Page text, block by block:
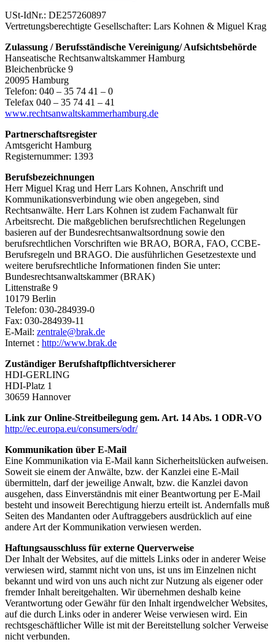
USt-IdNr.: DE257260897
Vertretungsberechtigte Gesellschafter: Lars Kohnen & Miguel Krag
Zulassung / Berufsständische Vereinigung/ Aufsichtsbehörde
Hanseatische Rechtsanwaltskammer Hamburg
Bleichenbrücke 9
20095 Hamburg
Telefon: 040 – 35 74 41 – 0
Telefax 040 – 35 74 41 – 41
www.rechtsanwaltskammerhamburg.de
Partnerschaftsregister
Amtsgericht Hamburg
Registernummer: 1393
Berufsbezeichnungen
Herr Miguel Krag und Herr Lars Kohnen, Anschrift und
Kommunikationsverbindung wie oben angegeben, sind
Rechtsanwälte. Herr Lars Kohnen ist zudem Fachanwalt für
Arbeitsrecht. Die maßgeblichen berufsrechtlichen Regelungen
basieren auf der Bundesrechtsanwaltsordnung sowie den
berufsrechtlichen Vorschriften wie BRAO, BORA, FAO, CCBE-
Berufsregeln und BRAGO. Die ausführlichen Gesetzestexte und
weitere berufsrechtliche Informationen finden Sie unter:
Bundesrechtsanwaltskammer (BRAK)
Littenstraße 9
10179 Berlin
Telefon: 030-284939-0
Fax: 030-284939-11
E-Mail: zentrale@brak.de
Internet : http://www.brak.de
Zuständiger Berufshaftpflichtversicherer
HDI-GERLING
HDI-Platz 1
30659 Hannover
Link zur Online-Streitbeilegung gem. Art. 14 Abs. 1 ODR-VO
http://ec.europa.eu/consumers/odr/
Kommunikation über E-Mail
Eine Kommunikation via E-Mail kann Sicherheitslücken aufweisen.
Soweit sie einem der Anwälte, bzw. der Kanzlei eine E-Mail
übermitteln, darf der jeweilige Anwalt, bzw. die Kanzlei davon
ausgehen, dass Einverständnis mit einer Beantwortung per E-Mail
besteht und insoweit Berechtigung hierzu erteilt ist. Andernfalls muß
Seiten des Mandanten oder Auftraggebers ausdrücklich auf eine
andere Art der Kommunikation verwiesen werden.
Haftungsausschluss für externe Querverweise
Der Inhalt der Websites, auf die mittels Links oder in anderer Weise
verwiesen wird, stammt nicht von uns, ist uns im Einzelnen nicht
bekannt und wird von uns auch nicht zur Nutzung als eigener oder
fremder Inhalt bereitgehalten. Wir übernehmen deshalb keine
Verantwortung oder Gewähr für den Inhalt irgendwelcher Websites,
auf die durch Links oder in anderer Weise verwiesen wird. Ein
rechtsgeschäftlicher Wille ist mit der Bereitstellung solcher Verweise
nicht verbunden.